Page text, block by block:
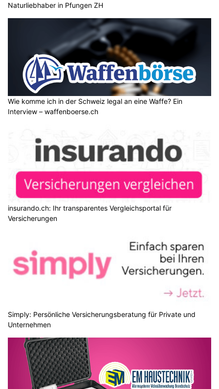
Naturliebhaber in Pfungen ZH
Wie komme ich in der Schweiz legal an eine Waffe? Ein
Interview – waffenboerse.ch
insurando.ch: Ihr transparentes Vergleichsportal für
Versicherungen
Simply: Persönliche Versicherungsberatung für Private und
Unternehmen